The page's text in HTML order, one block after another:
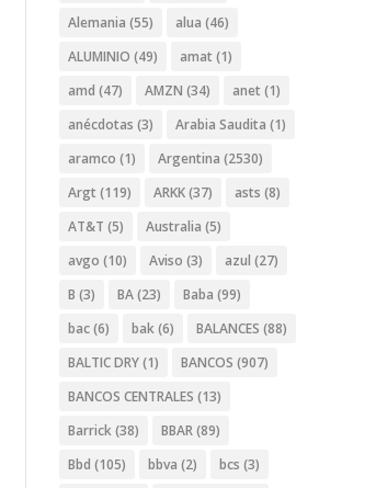
Alemania (55) alua (46)
ALUMINIO (49) amat (1)
amd (47) AMZN (34) anet (1)
anécdotas (3) Arabia Saudita (1)
aramco (1) Argentina (2530)
Argt (119) ARKK(37) asts (8)
AT&T (5) Australia (5)
avgo (10) Aviso (3) azul (27)
B (3) BA(23) Baba (99)
bac(6) bak(6) BALANCES (88)
BALTIC DRY(1) BANCOS (907)
BANCOS CENTRALES (13)
Barrick(38) BBAR(89)
Bbd (105) bbva (2) bcs (3)